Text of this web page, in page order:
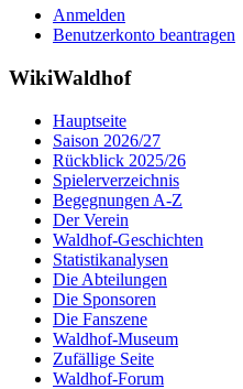
Anmelden
Benutzerkonto beantragen
WikiWaldhof
Hauptseite
Saison 2026/27
Rückblick 2025/26
Spielerverzeichnis
Begegnungen A-Z
Der Verein
Waldhof-Geschichten
Statistikanalysen
Die Abteilungen
Die Sponsoren
Die Fanszene
Waldhof-Museum
Zufällige Seite
Waldhof-Forum